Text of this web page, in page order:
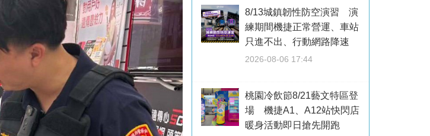
8/13城鎮韌性防空演習 演
練期間機捷正常營運、車站
只進不出、行動網路降速
2026-08-06 17:44
桃園冷飲節8/21藝文特區登
場 機捷A1、A12站快閃店
暖身活動即日搶先開跑